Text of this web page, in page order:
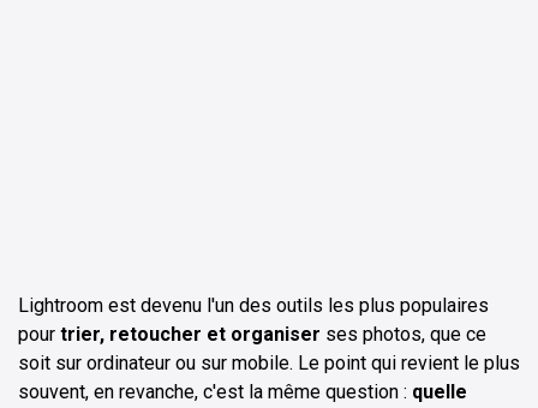
Lightroom est devenu l'un des outils les plus populaires
pour trier, retoucher et organiser ses photos, que ce
soit sur ordinateur ou sur mobile. Le point qui revient le plus
souvent, en revanche, c'est la même question : quelle